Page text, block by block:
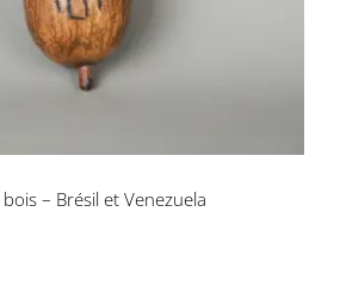
– Brésil et Venezuela